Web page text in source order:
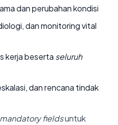
dan perubahan kondisi
dan monitoring vital
kerja beserta seluruh
dan rencana tindak
mandatory fieldsuntuk